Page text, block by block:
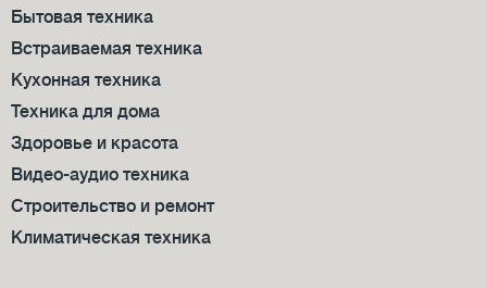
Бытовая техника
Встраиваемая техника
Кухонная техника
Техника для дома
Здоровье и красота
Видео-аудио техника
Строительство и ремонт
Климатическая техника